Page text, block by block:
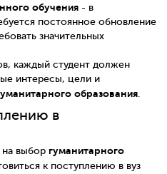
обучения - в
постоянное обновление
значительных
каждый студент должен
интересы, цели и
образования
в
выбор гуманитарного
к поступлению в вуз